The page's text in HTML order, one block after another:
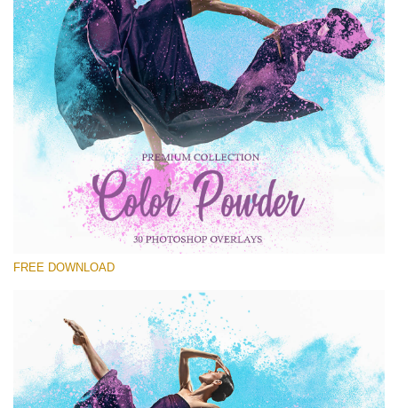
Xin hãy lựa chọn
Free Powder Overlay #20
Small 800*533px
Color Powder
4 Seasons (411 Overlays)
Large 6000*4000px
Entire Collection
FREE DOWNLOAD